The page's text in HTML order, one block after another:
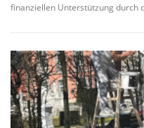
finanziellen Unterstützung durch